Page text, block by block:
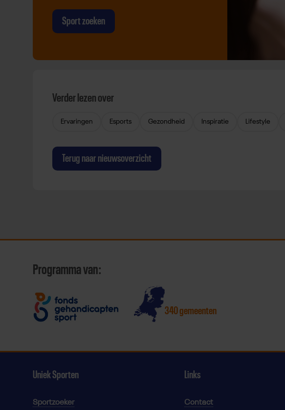
Sport zoeken
Verder lezen over
Ervaringen Esports Gezondheid Inspiratie Lifestyle
Terug naar nieuwsoverzicht
Programma van:
340 gemeenten
Uniek Sporten
Sportzoeker
Links
Contact